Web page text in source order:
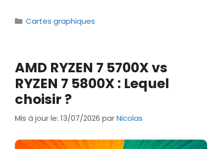
Catégories
Cartes graphiques
AMD RYZEN 7 5700X vs
RYZEN 7 5800X : Lequel
choisir ?
Mis à jour le: 13/07/2026 parNicolas